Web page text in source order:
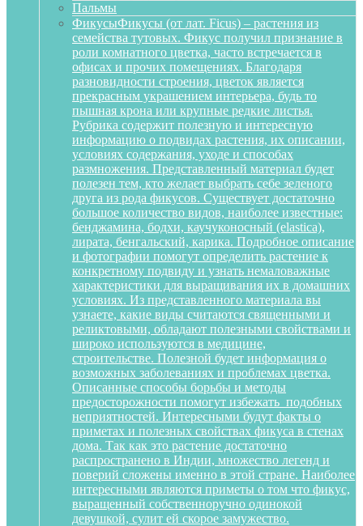
Пальмы
ФикусыФикусы (от лат. Ficus) – растения из
семейства тутовых. Фикус получил признание в
роли комнатного цветка, часто встречается в
офисах и прочих помещениях. Благодаря
разновидности строения, цветок является
прекрасным украшением интерьера, будь то
пышная крона или крупные редкие листья.
Рубрика содержит полезную и интересную
информацию о подвидах растения, их описании,
условиях содержания, уходе и способах
размножения. Представленный материал будет
полезен тем, кто желает выбрать себе зеленого
друга из рода фикусов. Существует достаточно
большое количество видов, наиболее известные:
бенджамина, бодхи, каучуконосный (elastica),
лирата, бенгальский, карика. Подробное описание
и фотографии помогут определить растение к
конкретному подвиду и узнать немаловажные
характеристики для выращивания их в домашних
условиях. Из представленного материала вы
узнаете, какие виды считаются священными и
реликтовыми, обладают полезными свойствами и
широко используются в медицине,
строительстве. Полезной будет информация о
возможных заболеваниях и проблемах цветка.
Описанные способы борьбы и методы
предосторожности помогут избежать подобных
неприятностей. Интересными будут факты о
приметах и полезных свойствах фикуса в стенах
дома. Так как это растение достаточно
распространено в Индии, множество легенд и
поверий сложены именно в этой стране. Наиболее
интересными являются приметы о том что фикус,
выращенный собственноручно одинокой
девушкой, сулит ей скорое замужество.